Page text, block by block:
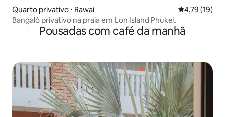
Quarto privativo ⋅ Rawai 4,79 de uma
4,79 (19)
Bangalô privativo na praia em Lon Island Phuket
Pousadas com café da manhã